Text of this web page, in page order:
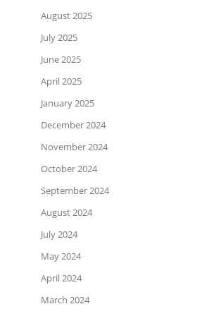
August 2025
July 2025
June 2025
April 2025
January 2025
December 2024
November 2024
October 2024
September 2024
August 2024
July 2024
May 2024
April 2024
March 2024